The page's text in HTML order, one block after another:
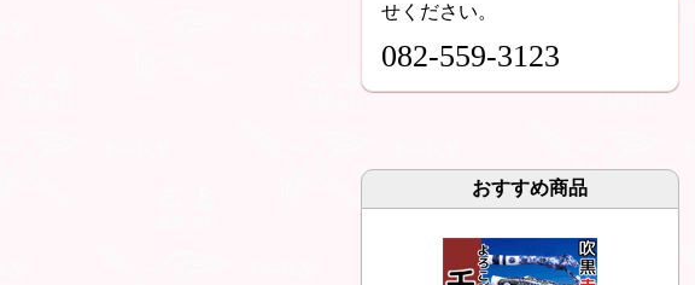
せください。
082-559-3123
おすすめ商品